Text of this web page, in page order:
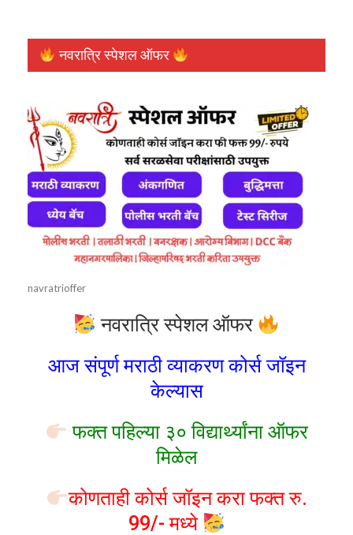
नवरात्रि स्पेशल ऑफर
navratrioffer
नवरात्रि स्पेशल ऑफर
आज संपूर्ण मराठी व्याकरण कोर्स जॉइन
केल्यास
फक्त पहिल्या ३० विद्यार्थ्यांना ऑफर
मिळेल
कोणताही कोर्स जॉइन करा फक्त रु.
99/- मध्ये